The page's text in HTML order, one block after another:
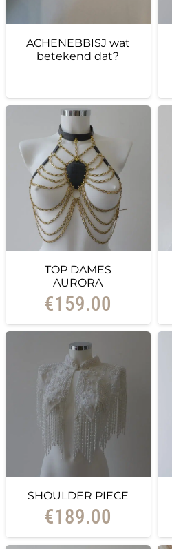
ACHENEBBISJ wat
betekend dat?
TOP DAMES
AURORA
€159.00
SHOULDER PIECE
€189.00